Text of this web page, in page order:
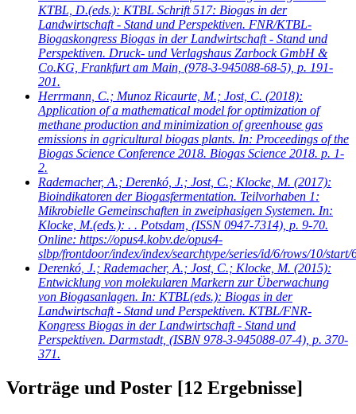
KTBL, D.(eds.): KTBL Schrift 517: Biogas in der
Landwirtschaft - Stand und Perspektiven. FNR/KTBL-
Biogaskongress Biogas in der Landwirtschaft - Stand und
Perspektiven. Druck- und Verlagshaus Zarbock GmbH &
Co.KG, Frankfurt am Main, (978-3-945088-68-5), p. 191-
201.
Herrmann, C.; Munoz Ricaurte, M.; Jost, C. (2018):
Application of a mathematical model for optimization of
methane production and minimization of greenhouse gas
emissions in agricultural biogas plants. In: Proceedings of the
Biogas Science Conference 2018. Biogas Science 2018. p. 1-
2.
Rademacher, A.; Derenkó, J.; Jost, C.; Klocke, M. (2017):
Bioindikatoren der Biogasfermentation. Teilvorhaben 1:
Mikrobielle Gemeinschaften in zweiphasigen Systemen. In:
Klocke, M.(eds.): . . Potsdam, (ISSN 0947-7314), p. 9-70.
Online: https://opus4.kobv.de/opus4-
slbp/frontdoor/index/index/searchtype/series/id/6/rows/10/
Derenkó, J.; Rademacher, A.; Jost, C.; Klocke, M. (2015):
Entwicklung von molekularen Markern zur Überwachung
von Biogasanlagen. In: KTBL(eds.): Biogas in der
Landwirtschaft - Stand und Perspektiven. KTBL/FNR-
Kongress Biogas in der Landwirtschaft - Stand und
Perspektiven. Darmstadt, (ISBN 978-3-945088-07-4), p. 370-
371.
Vorträge und Poster [12 Ergebnisse]